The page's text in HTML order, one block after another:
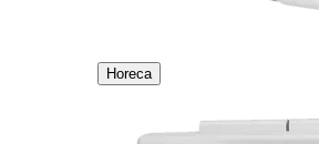
Horeca